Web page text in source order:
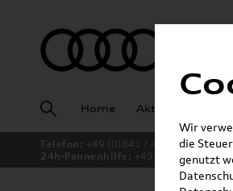
Home Aktuelles
Telefon: +49 (0)841 / 49 140
24h-Pannenhilfe: +49 (0)171 / 870
Wir
die
genutzt